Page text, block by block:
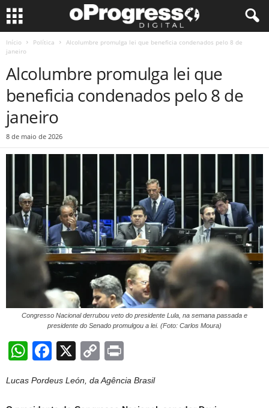
Início Política
Alcolumbre promulga lei que beneficia condenados pelo 8 de
janeiro
Alcolumbre promulga lei que
beneficia condenados pelo 8 de
janeiro
8 de maio de 2026
Congresso Nacional derrubou veto do presidente Lula, na semana passada e
presidente do Senado promulgou a lei. (Foto: Carlos Moura)
W
at
F
c
X
C
p
t
Lucas Pordeus León, da Agência Brasil